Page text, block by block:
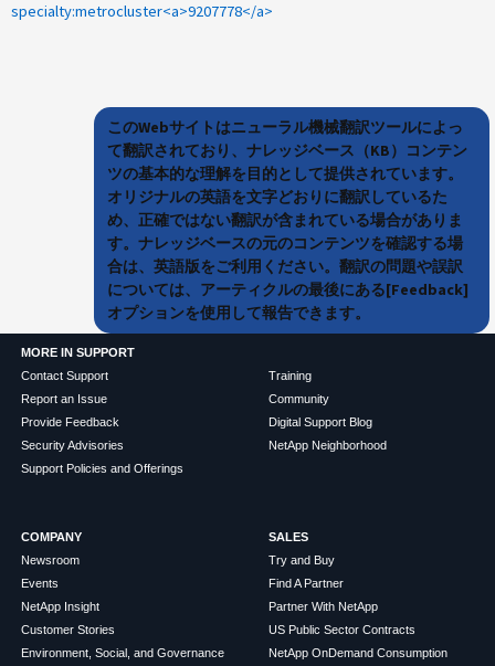
specialty:metrocluster<a>9207778</a>
このWebサイトはニューラル機械翻訳ツールによっ
て翻訳されており、ナレッジベース（KB）コンテン
ツの基本的な理解を目的として提供されています。
オリジナルの英語を文字どおりに翻訳しているた
め、正確ではない翻訳が含まれている場合がありま
す。ナレッジベースの元のコンテンツを確認する場
合は、英語版をご利用ください。翻訳の問題や誤訳
については、アーティクルの最後にある[Feedback]
オプションを使用して報告できます。
MORE IN SUPPORT
Contact Support
Report an Issue
Provide Feedback
Security Advisories
Support Policies and Offerings
Training
Community
Digital Support Blog
NetApp Neighborhood
COMPANY
Newsroom
Events
NetApp Insight
Customer Stories
Environment, Social, and Governance
SALES
Try and Buy
Find A Partner
Partner With NetApp
US Public Sector Contracts
NetApp OnDemand Consumption